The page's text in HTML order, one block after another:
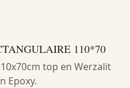
110*70
top en Werzalit
Epoxy.